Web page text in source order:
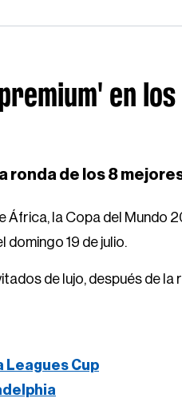
en los
ronda de los 8
África, la Copa del Mundo
domingo 19 de julio.
de lujo, después de la
Leagues Cup